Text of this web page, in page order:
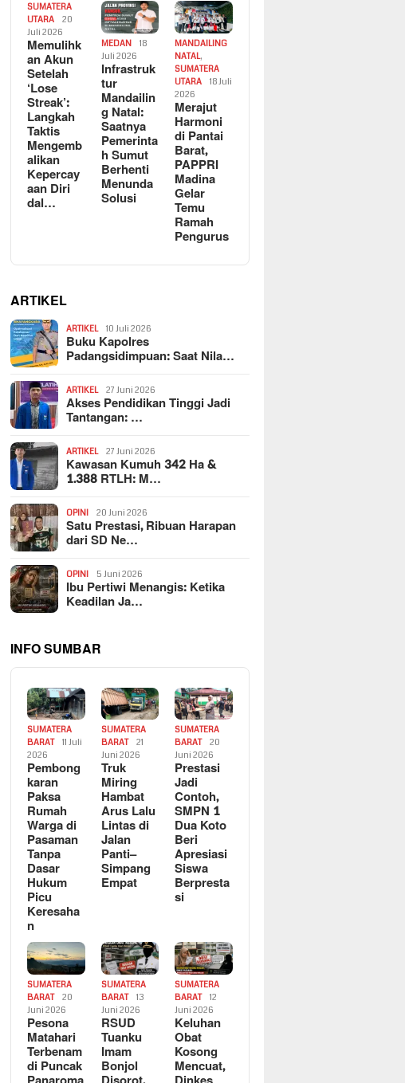
SUMATERA
UTARA
20
Juli 2026
Memulihk
an Akun
Setelah
‘Lose
Streak’:
Langkah
Taktis
Mengemb
alikan
Kepercay
aan Diri
dal…
MEDAN
18
Juli 2026
Infrastruk
tur
Mandailin
g Natal:
Saatnya
Pemerinta
h Sumut
Berhenti
Menunda
Solusi
MANDAILING
NATAL,
SUMATERA
UTARA
18 Juli
2026
Merajut
Harmoni
di Pantai
Barat,
PAPPRI
Madina
Gelar
Temu
Ramah
Pengurus
ARTIKEL
ARTIKEL 10 Juli 2026
Buku Kapolres
Padangsidimpuan: Saat Nila…
ARTIKEL 27 Juni 2026
Akses Pendidikan Tinggi Jadi
Tantangan: …
ARTIKEL 27 Juni 2026
Kawasan Kumuh 342 Ha &
1.388 RTLH: M…
OPINI 20 Juni 2026
Satu Prestasi, Ribuan Harapan
dari SD Ne…
OPINI 5 Juni 2026
Ibu Pertiwi Menangis: Ketika
Keadilan Ja…
INFO SUMBAR
SUMATERA
BARAT
11 Juli
2026
Pembong
karan
Paksa
Rumah
Warga di
Pasaman
Tanpa
Dasar
Hukum
Picu
Keresaha
n
SUMATERA
BARAT
21
Juni 2026
Truk
Miring
Hambat
Arus Lalu
Lintas di
Jalan
Panti–
Simpang
Empat
SUMATERA
BARAT
20
Juni 2026
Prestasi
Jadi
Contoh,
SMPN 1
Dua Koto
Beri
Apresiasi
Siswa
Berpresta
si
SUMATERA
BARAT
20
Juni 2026
Pesona
Matahari
Terbenam
di Puncak
SUMATERA
BARAT
13
Juni 2026
RSUD
Tuanku
Imam
Bonjol
SUMATERA
BARAT
12
Juni 2026
Keluhan
Obat
Kosong
Mencuat,